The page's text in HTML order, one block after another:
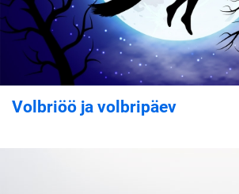
Volbriöö ja volbripäev